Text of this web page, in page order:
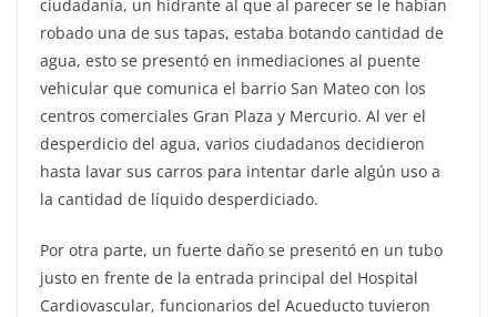
ciudadanía, un hidrante al que al parecer se le habían
robado una de sus tapas, estaba botando cantidad de
agua, esto se presentó en inmediaciones al puente
vehicular que comunica el barrio San Mateo con los
centros comerciales Gran Plaza y Mercurio. Al ver el
desperdicio del agua, varios ciudadanos decidieron
hasta lavar sus carros para intentar darle algún uso a
la cantidad de líquido desperdiciado.
Por otra parte, un fuerte daño se presentó en un tubo
justo en frente de la entrada principal del Hospital
Cardiovascular, funcionarios del Acueducto tuvieron